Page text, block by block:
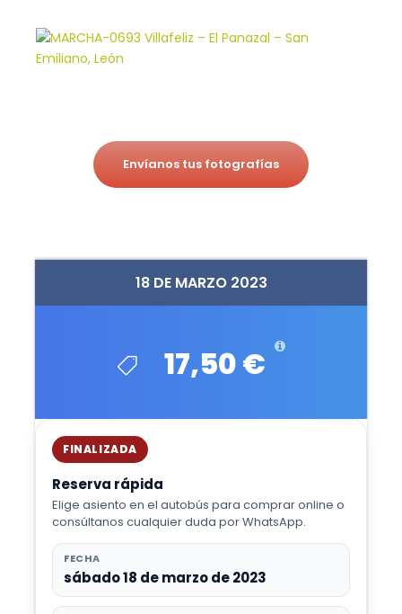
18 DE MARZO 2023
17,50 €
FINALIZADA
Reserva rápida
Elige asiento en el autobús para comprar online o
consúltanos cualquier duda por WhatsApp.
FECHA
sábado 18 de marzo de 2023
Envíanos tus fotografías